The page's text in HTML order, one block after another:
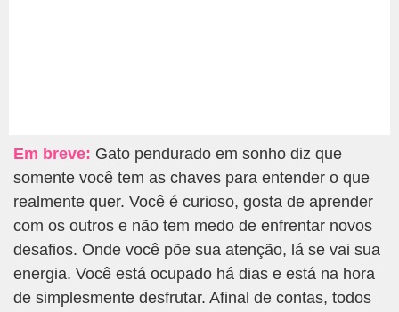
Em breve: Gato pendurado em sonho diz que
somente você tem as chaves para entender o que
realmente quer. Você é curioso, gosta de aprender
com os outros e não tem medo de enfrentar novos
desafios. Onde você põe sua atenção, lá se vai sua
energia. Você está ocupado há dias e está na hora
de simplesmente desfrutar. Afinal de contas, todos